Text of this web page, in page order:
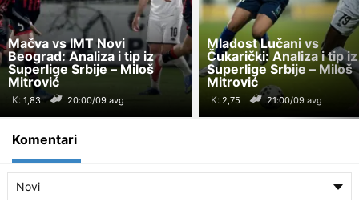
Mačva vs IMT Novi
Beograd: Analiza i tip iz
Superlige Srbije – Miloš
Mitrović
K: 20:00/09 avg
Mladost Lučani vs
Čukarički: Analiza i tip iz
Superlige Srbije – Miloš
Mitrović
K: 21:00/09 avg
Komentari
Novi